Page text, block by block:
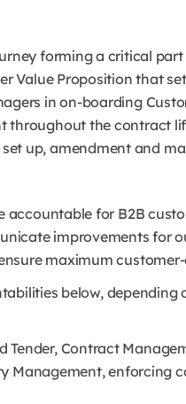
forming a critical
Value Proposition that
in on-boarding
the contract
up, amendment and
accountable for B2B
improvements for
maximum
below, depending
Contract
Management, enforcing